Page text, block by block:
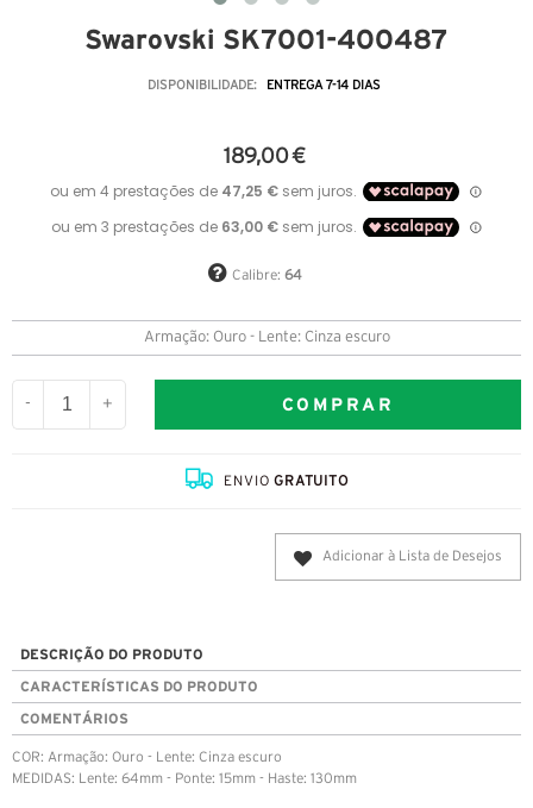
Swarovski SK7001-400487
DISPONIBILIDADE: ENTREGA 7-14 DIAS
189,00 €
Calibre: 64
Armação: Ouro - Lente: Cinza escuro
- + COMPRAR
ENVIOGRATUITO
Adicionar à Lista de Desejos
DESCRIÇÃO DO PRODUTO
CARACTERÍSTICAS DO PRODUTO
COMENTÁRIOS
COR: Armação: Ouro - Lente: Cinza escuro
MEDIDAS: Lente: 64mm - Ponte: 15mm - Haste: 130mm